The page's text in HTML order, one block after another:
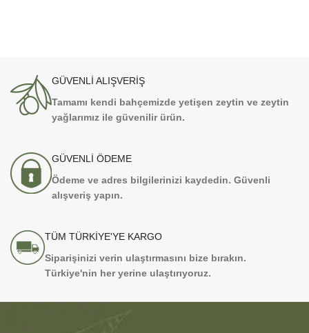
GÜVENLİ ALIŞVERİŞ
Tamamı kendi bahçemizde yetişen zeytin ve zeytin
yağlarımız ile güvenilir ürün.
GÜVENLİ ÖDEME
Ödeme ve adres bilgilerinizi kaydedin. Güvenli
alışveriş yapın.
TÜM TÜRKİYE'YE KARGO
Siparişinizi verin ulaştırmasını bize bırakın.
Türkiye'nin her yerine ulaştırıyoruz.